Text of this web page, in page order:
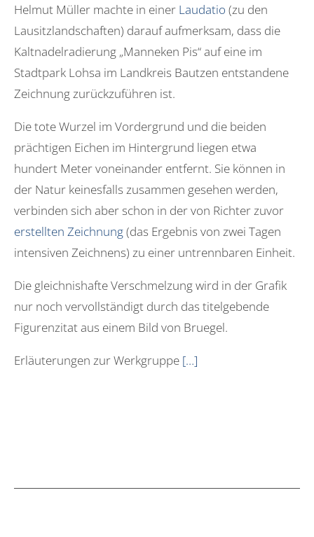
Helmut Müller machte in einer Laudatio (zu den
Lausitzlandschaften) darauf aufmerksam, dass die
Kaltnadelradierung „Manneken Pis“ auf eine im
Stadtpark Lohsa im Landkreis Bautzen entstandene
Zeichnung zurückzuführen ist.
Die tote Wurzel im Vordergrund und die beiden
prächtigen Eichen im Hintergrund liegen etwa
hundert Meter voneinander entfernt. Sie können in
der Natur keinesfalls zusammen gesehen werden,
verbinden sich aber schon in der von Richter zuvor
erstellten Zeichnung(das Ergebnis von zwei Tagen
intensiven Zeichnens) zu einer untrennbaren Einheit.
Die gleichnishafte Verschmelzung wird in der Grafik
nur noch vervollständigt durch das titelgebende
Figurenzitat aus einem Bild von Bruegel.
Erläuterungen zur Werkgruppe […]